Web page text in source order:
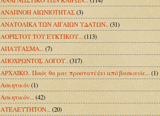
ΑΝΑΠΝΟΗ ΑΙΩΝΙΟΤΗΤΑΣ(3)
ΑΝΑΤΟΛΙΚΑ ΤΩΝ ΑΙΓΑΙΩΝ ΥΔΑΤΩΝ..(31)
ΑΟΡΙΣΤΟΥ ΤΟΥ ΕΥΚΤΙΚΟΥ...(113)
ΑΠΑΥΓΑΣΜΑ...(7)
ΑΠΟΧΡΩΝΤΟΣ ΛΟΓΟΥ..(317)
ΑΡΧΑΪΚΟ.. Ποιός θα μας προστατέψει από βασκανίε...(1)
Ασκητικόν(1)
Ασκητικόν...(42)
ΑΤΕΛΕΥΤΗΤΟΝ...(20)